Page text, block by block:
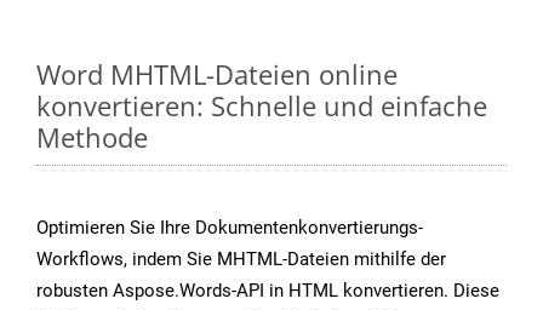
Word MHTML-Dateien online
konvertieren: Schnelle und einfache
Methode
Optimieren Sie Ihre Dokumentenkonvertierungs-
Workflows, indem Sie MHTML-Dateien mithilfe der
robusten Aspose.Words-API in HTML konvertieren. Diese